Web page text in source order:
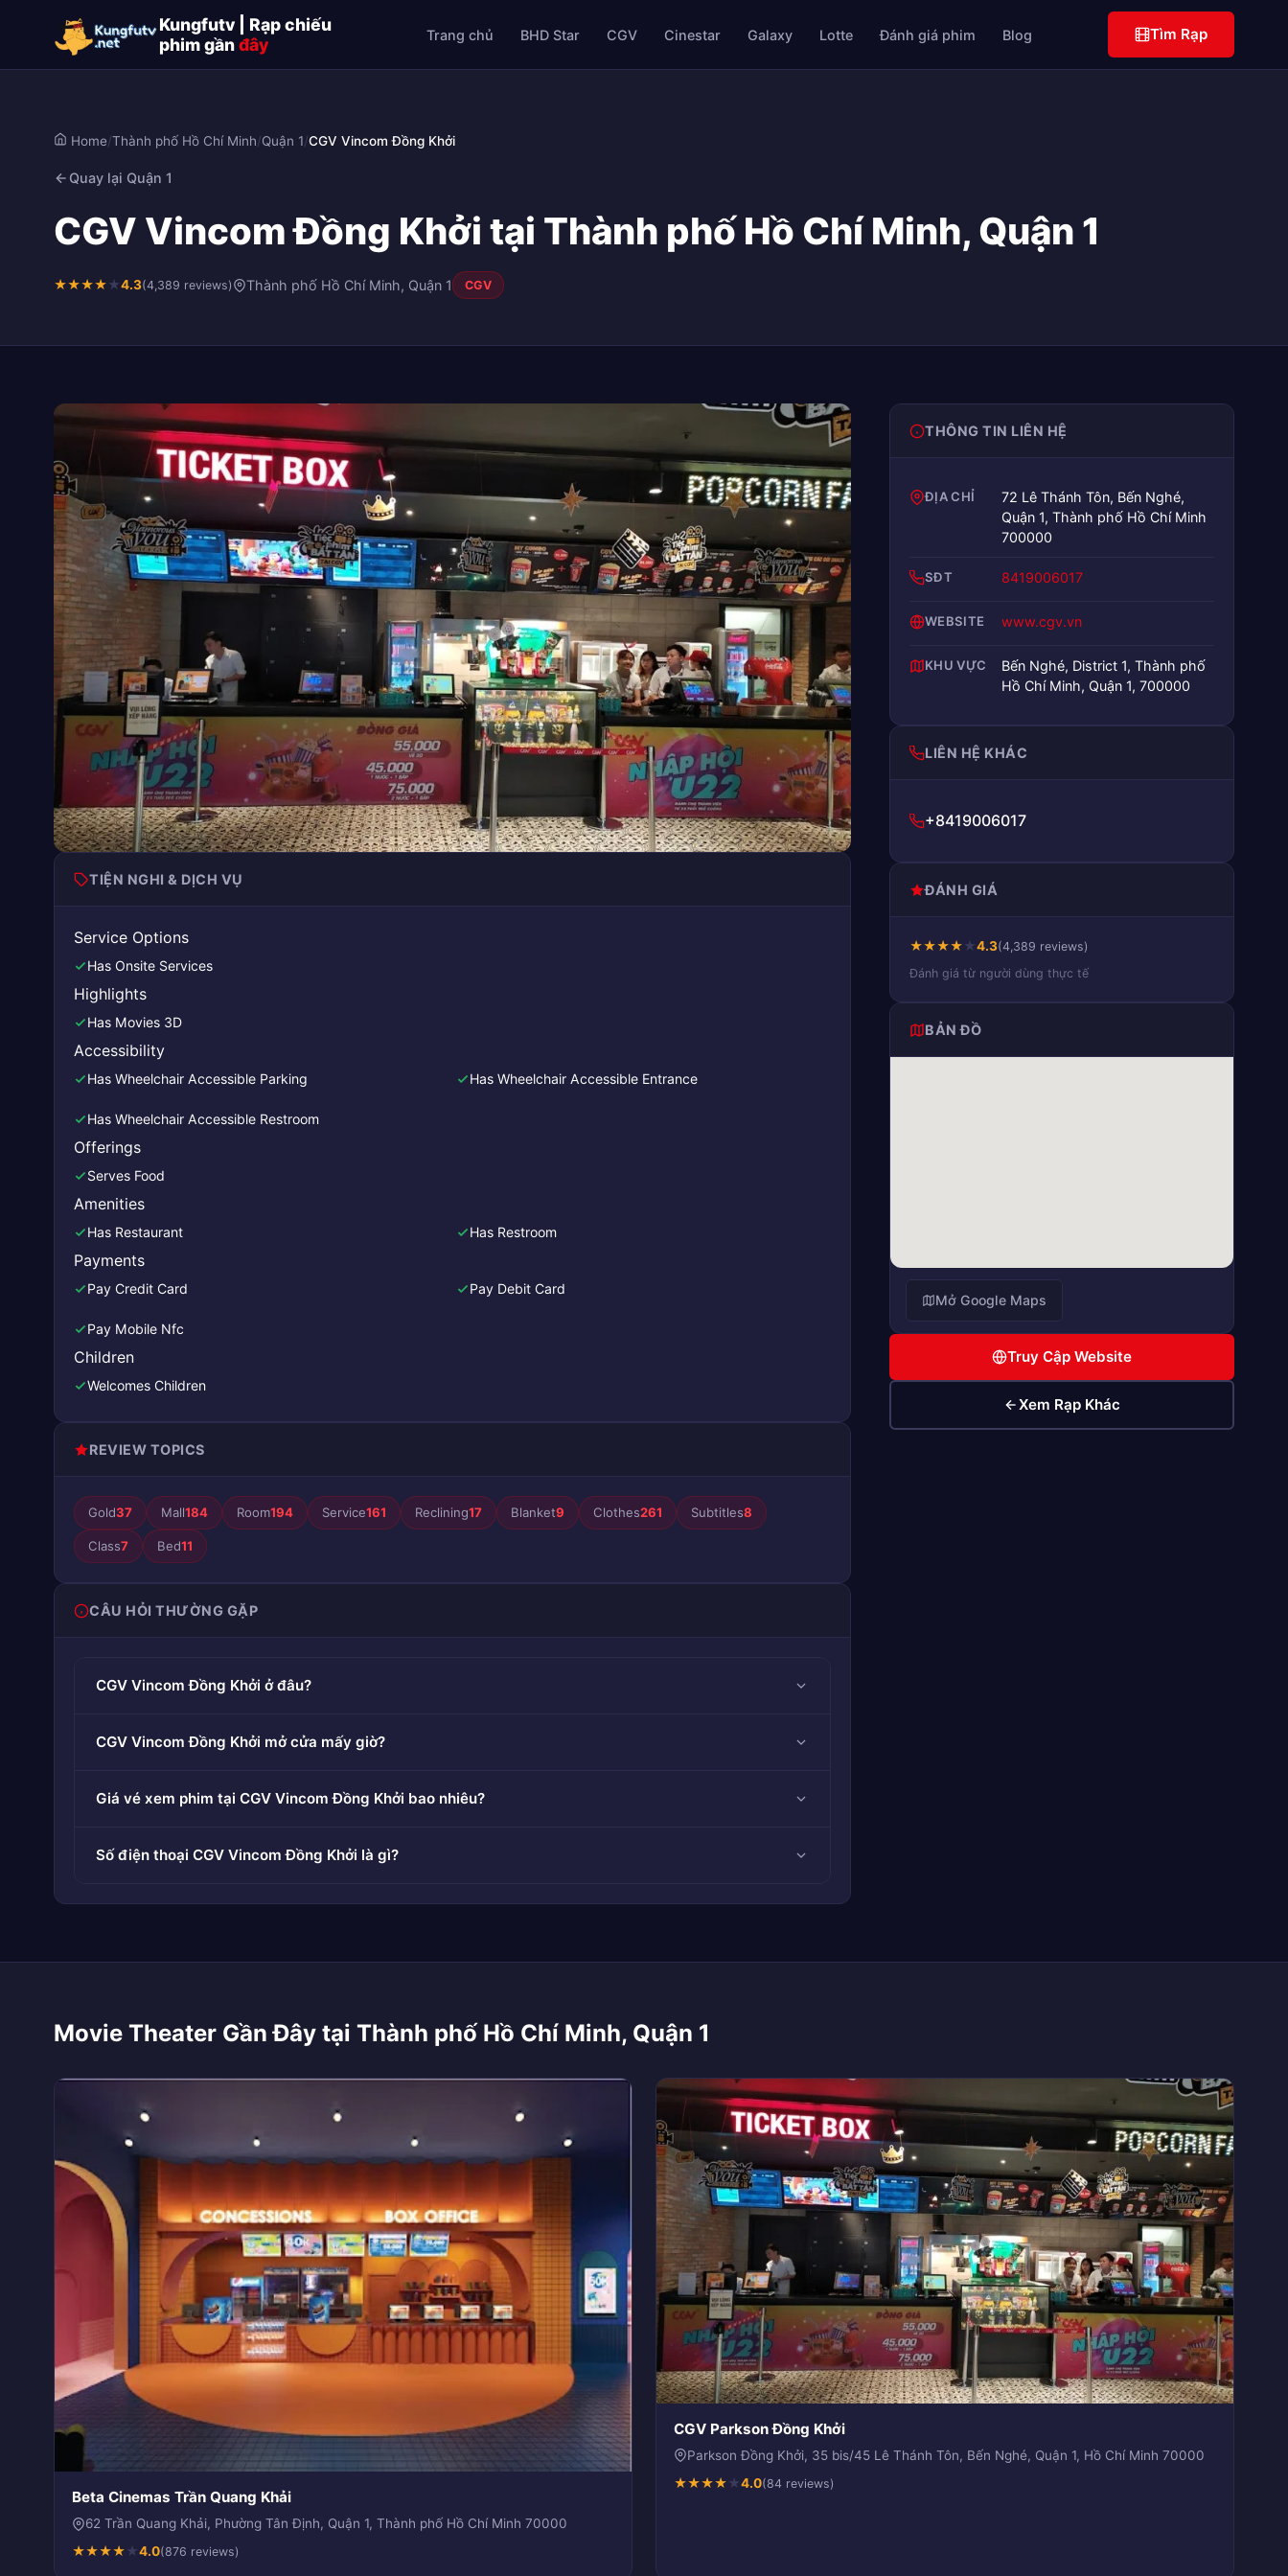
Kungfutv | Rạp chiếu
phim gầnđây Trang chủ BHD Star CGV Cinestar Galaxy Lotte Đánh giá phim Blog Tìm Rạp
Home/Thành phố Hồ Chí Minh/Quận 1/CGV Vincom Đồng Khởi
Quay lại Quận 1
CGV Vincom Đồng Khởi tại Thành phố Hồ Chí Minh, Quận 1
★★★★★4.3(4,389 reviews) Thành phố Hồ Chí Minh, Quận 1 CGV
TIỆN NGHI & DỊCH VỤ
Service Options
Has Onsite Services
Highlights
Has Movies 3D
Accessibility
Has Wheelchair Accessible Parking Has Wheelchair Accessible Entrance
Has Wheelchair Accessible Restroom
Offerings
Serves Food
Amenities
Has Restaurant Has Restroom
Payments
Pay Credit Card Pay Debit Card
Pay Mobile Nfc
Children
Welcomes Children
REVIEW TOPICS
Gold37 Mall184 Room194 Service161 Reclining17 Blanket9 Clothes261 Subtitles8
Class7 Bed11
CÂU HỎI THƯỜNG GẶP
CGV Vincom Đồng Khởi ở đâu?
CGV Vincom Đồng Khởi mở cửa mấy giờ?
Giá vé xem phim tại CGV Vincom Đồng Khởi bao nhiêu?
Số điện thoại CGV Vincom Đồng Khởi là gì?
THÔNG TIN LIÊN HỆ
ĐỊA CHỈ
72 Lê Thánh Tôn, Bến Nghé,
Quận 1, Thành phố Hồ Chí Minh
700000
SĐT 8419006017
WEBSITE www.cgv.vn
KHU VỰC
Bến Nghé, District 1, Thành phố
Hồ Chí Minh, Quận 1, 700000
LIÊN HỆ KHÁC
+8419006017
ĐÁNH GIÁ
★★★★★4.3(4,389 reviews)
Đánh giá từ người dùng thực tế
BẢN ĐỒ
Mở Google Maps
Truy Cập Website
Xem Rạp Khác
Movie Theater Gần Đây tại Thành phố Hồ Chí Minh, Quận 1
Beta Cinemas Trần Quang Khải
62 Trần Quang Khải, Phường Tân Định, Quận 1, Thành phố Hồ Chí Minh 70000
★★★★★4.0(876 reviews)
CGV Parkson Đồng Khởi
Parkson Đồng Khởi, 35 bis/45 Lê Thánh Tôn, Bến Nghé, Quận 1, Hồ Chí Minh 70000
★★★★★4.0(84 reviews)